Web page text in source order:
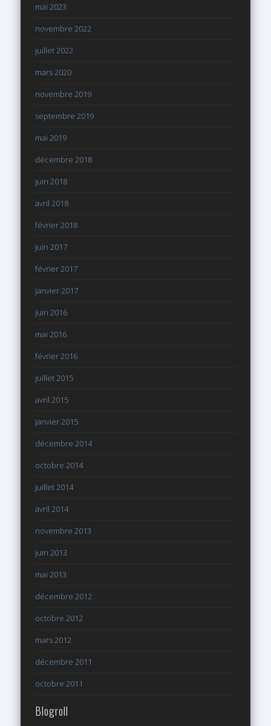
mai 2023
novembre 2022
juillet 2022
mars 2020
novembre 2019
septembre 2019
mai 2019
décembre 2018
juin 2018
avril 2018
février 2018
juin 2017
février 2017
janvier 2017
juin 2016
mai 2016
février 2016
juillet 2015
avril 2015
janvier 2015
décembre 2014
octobre 2014
juillet 2014
avril 2014
novembre 2013
juin 2013
mai 2013
décembre 2012
octobre 2012
mars 2012
décembre 2011
octobre 2011
Blogroll